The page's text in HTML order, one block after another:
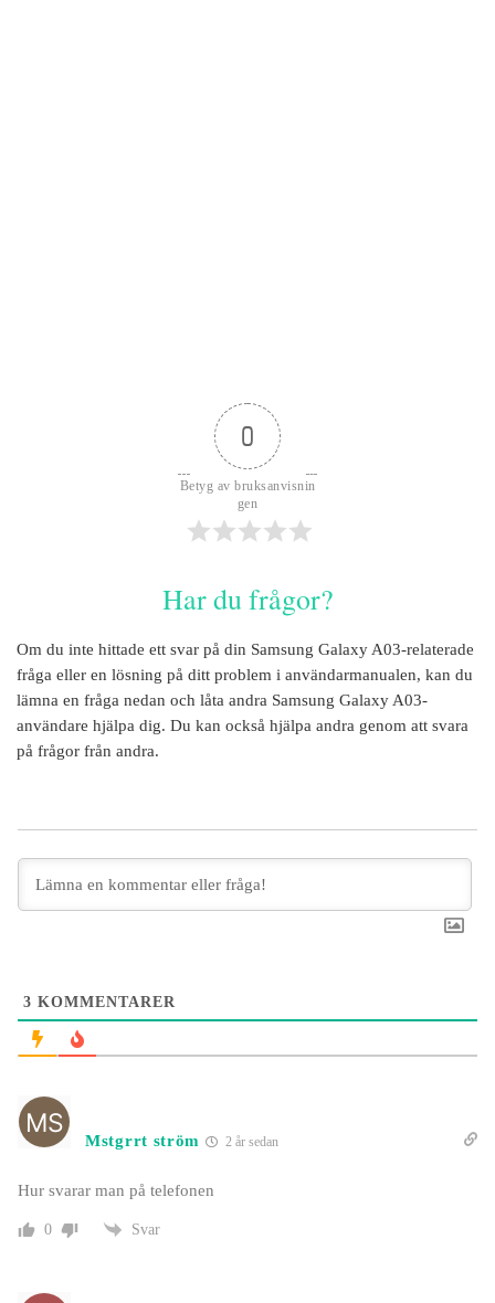
0
Betyg av bruksanvisnin
gen
Har du frågor?
Om du inte hittade ett svar på din Samsung Galaxy A03-relaterade
fråga eller en lösning på ditt problem i användarmanualen, kan du
lämna en fråga nedan och låta andra Samsung Galaxy A03-
användare hjälpa dig. Du kan också hjälpa andra genom att svara
på frågor från andra.
3 KOMMENTARER
Mstgrrt ström 2 år sedan
Hur svarar man på telefonen
0 Svar